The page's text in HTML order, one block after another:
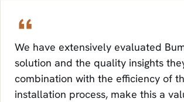
We have extensively evaluated
solution and the quality insights
combination with the efficiency of
installation process, make this a